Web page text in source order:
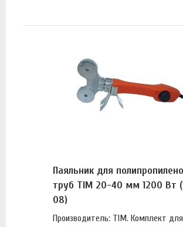
Паяльник для
труб TIM 20-40 мм 1200 Вт
08)
Производитель: TIM. Комплект